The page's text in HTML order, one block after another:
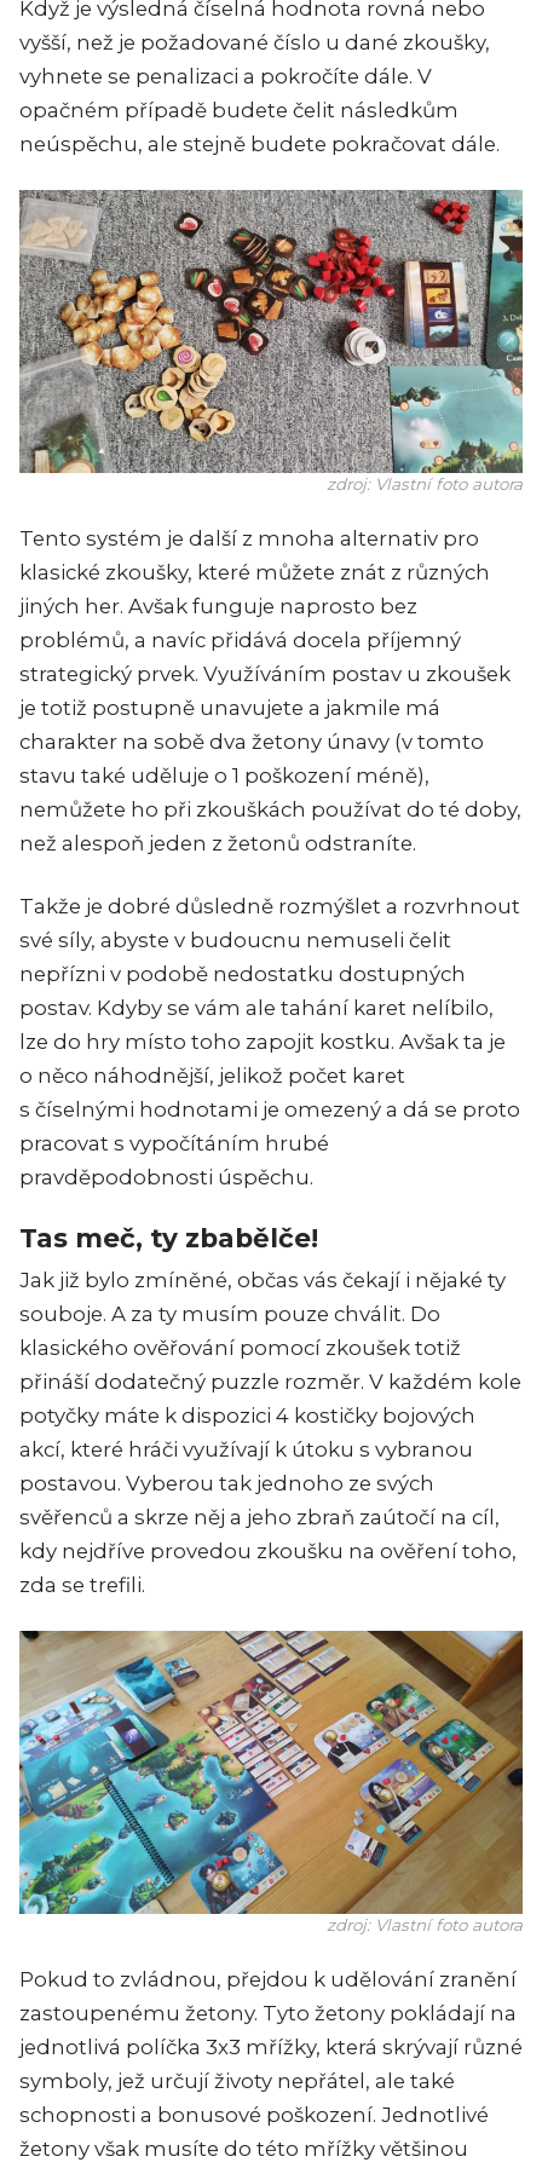
Když je výsledná číselná hodnota rovná nebo
vyšší, než je požadované číslo u dané zkoušky,
vyhnete se penalizaci a pokročíte dále. V
opačném případě budete čelit následkům
neúspěchu, ale stejně budete pokračovat dále.
zdroj: Vlastní foto autora
Tento systém je další z mnoha alternativ pro
klasické zkoušky, které můžete znát z různých
jiných her. Avšak funguje naprosto bez
problémů, a navíc přidává docela příjemný
strategický prvek. Využíváním postav u zkoušek
je totiž postupně unavujete a jakmile má
charakter na sobě dva žetony únavy (v tomto
stavu také uděluje o 1 poškození méně),
nemůžete ho při zkouškách používat do té doby,
než alespoň jeden z žetonů odstraníte.
Takže je dobré důsledně rozmýšlet a rozvrhnout
své síly, abyste v budoucnu nemuseli čelit
nepřízni v podobě nedostatku dostupných
postav. Kdyby se vám ale tahání karet nelíbilo,
lze do hry místo toho zapojit kostku. Avšak ta je
o něco náhodnější, jelikož počet karet
s číselnými hodnotami je omezený a dá se proto
pracovat s vypočítáním hrubé
pravděpodobnosti úspěchu.
Tas meč, ty zbabělče!
Jak již bylo zmíněné, občas vás čekají i nějaké ty
souboje. A za ty musím pouze chválit. Do
klasického ověřování pomocí zkoušek totiž
přináší dodatečný puzzle rozměr. V každém kole
potyčky máte k dispozici 4 kostičky bojových
akcí, které hráči využívají k útoku s vybranou
postavou. Vyberou tak jednoho ze svých
svěřenců a skrze něj a jeho zbraň zaútočí na cíl,
kdy nejdříve provedou zkoušku na ověření toho,
zda se trefili.
zdroj: Vlastní foto autora
Pokud to zvládnou, přejdou k udělování zranění
zastoupenému žetony. Tyto žetony pokládají na
jednotlivá políčka 3x3 mřížky, která skrývají různé
symboly, jež určují životy nepřátel, ale také
schopnosti a bonusové poškození. Jednotlivé
žetony však musíte do této mřížky většinou